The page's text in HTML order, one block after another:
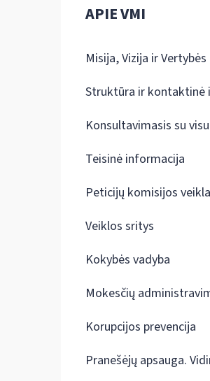
APIE VMI
Misija, Vizija ir Vertybės
Struktūra ir kontaktinė
Konsultavimasis su
Teisinė informacija
Peticijų komisijos veikla
Veiklos sritys
Kokybės vadyba
Mokesčių
Korupcijos prevencija
Pranešėjų apsauga.